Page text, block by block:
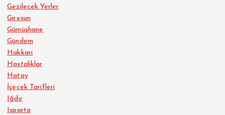
Gezilecek Yerler
Giresun
Gümüşhane
Gündem
Hakkari
Hastalıklar
Hatay
İçecek Tarifleri
Iğdır
Isparta